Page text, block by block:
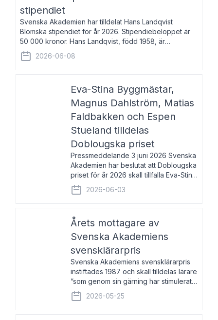
stipendiet
Svenska Akademien har tilldelat Hans Landqvist
Blomska stipendiet för år 2026. Stipendiebeloppet är
50 000 kronor. Hans Landqvist, född 1958, är
professor i svenska vid Göteborgs universitet. Han
disputerade år 2000 på avhandlingen Författn
2026-06-08
Eva-Stina Byggmästar,
Magnus Dahlström, Matias
Faldbakken och Espen
Stueland tilldelas
Doblougska priset
Pressmeddelande 3 juni 2026 Svenska
Akademien har beslutat att Doblougska
priset för år 2026 skall tillfalla Eva-Stina
Byggmästar, Magnus Dahlström, Matias
Faldbakken samt Espen Stueland.
Prisbeloppet är 200 000 svenska
2026-06-03
Årets mottagare av
Svenska Akademiens
svensklärarpris
Svenska Akademiens svensklärarpris
instiftades 1987 och skall tilldelas lärare
”som genom sin gärning har stimulerat
intresset hos unga människor för
svenska språket och litteraturen”.
Prisutdelning och samtal med
2026-05-25